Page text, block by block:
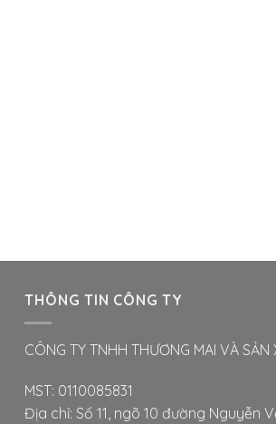
THÔNG TIN CÔNG TY
CÔNG TY TNHH THƯƠNG MAI VÀ SẢN
MST: 0110085831
Địa chỉ: Số 11, ngõ 10 đường Nguyễn